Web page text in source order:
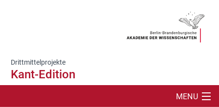
Drittmittelprojekte
Kant-Edition
MENU